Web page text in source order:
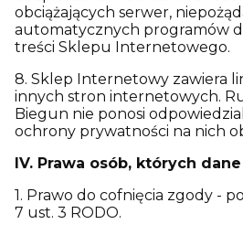
obciążających serwer,
automatycznych programów
treści Sklepu Internetowego.
8. Sklep Internetowy zawiera
innych stron internetowych.
Biegun nie ponosi
ochrony prywatności na nich
IV. Prawa osób, których
1. Prawo do cofnięcia zgody -
7 ust. 3 RODO.